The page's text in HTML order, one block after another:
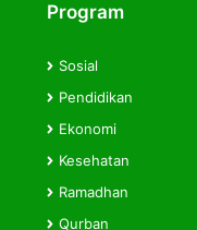
Program
Sosial
Pendidikan
Ekonomi
Kesehatan
Ramadhan
Qurban